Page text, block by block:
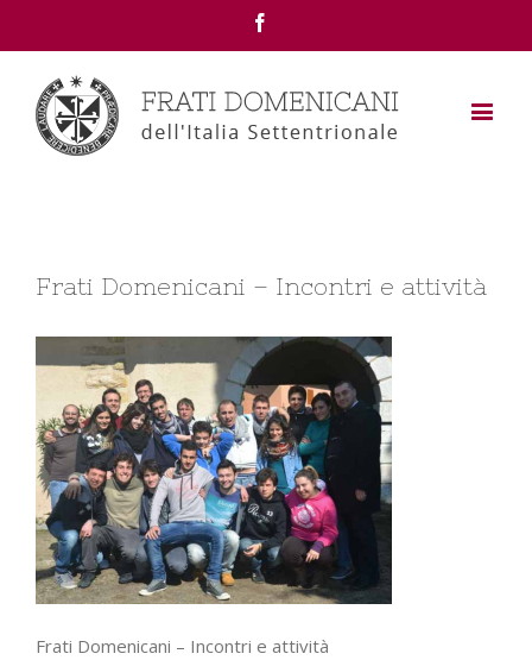
Frati Domenicani – Incontri e attività
Frati Domenicani – Incontri e attività